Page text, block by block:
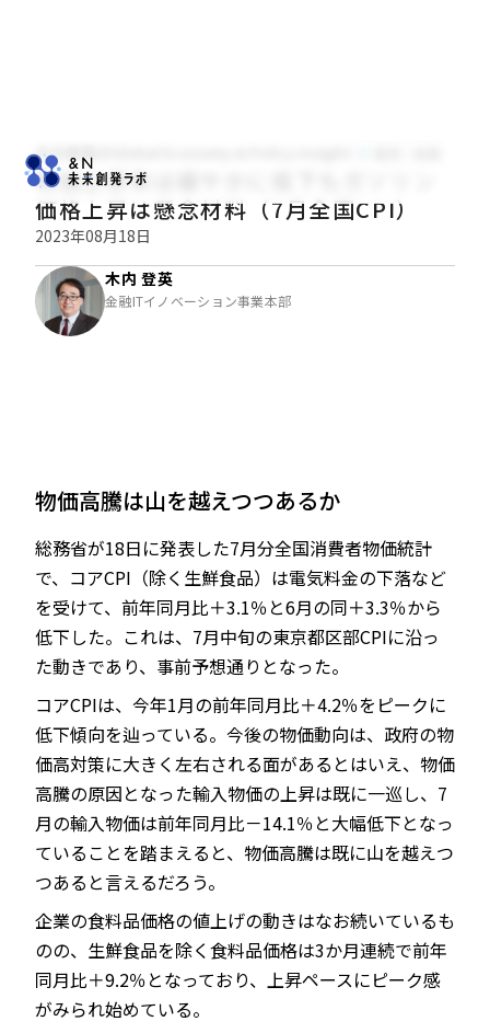
JP EN
木内登英のGlobal Economy & Policy Insight
物価上昇率は緩やかに低下もガソリン
価格上昇は懸念材料（7月全国CPI）
2023年08月18日
木内 登英
金融ITイノベーション事業本部
物価高騰は山を越えつつあるか
総務省が18日に発表した7月分全国消費者物価統計
で、コアCPI（除く生鮮食品）は電気料金の下落など
を受けて、前年同月比＋3.1％と6月の同＋3.3％から
低下した。これは、7月中旬の東京都区部CPIに沿っ
た動きであり、事前予想通りとなった。
コアCPIは、今年1月の前年同月比＋4.2％をピークに
低下傾向を辿っている。今後の物価動向は、政府の物
価高対策に大きく左右される面があるとはいえ、物価
高騰の原因となった輸入物価の上昇は既に一巡し、7
月の輸入物価は前年同月比－14.1％と大幅低下となっ
ていることを踏まえると、物価高騰は既に山を越えつ
つあると言えるだろう。
企業の食料品価格の値上げの動きはなお続いているも
のの、生鮮食品を除く食料品価格は3か月連続で前年
同月比＋9.2％となっており、上昇ペースにピーク感
がみられ始めている。